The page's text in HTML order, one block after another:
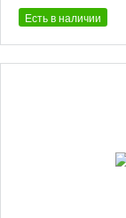
Есть в наличии